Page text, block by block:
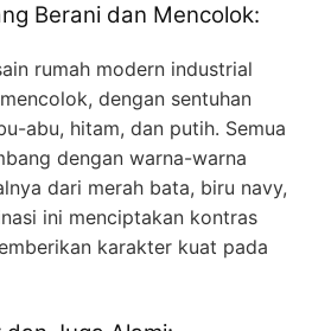
Berani dan Mencolok:
rumah modern industrial
dengan sentuhan
abu, hitam, dan putih. Semua
dengan warna-warna
dari merah bata, biru navy,
ini menciptakan kontras
karakter kuat pada